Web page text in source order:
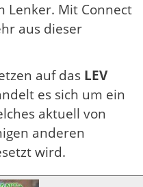
Lenker. Mit Connect
aus dieser
auf das LEV
es sich um ein
aktuell von
anderen
wird.